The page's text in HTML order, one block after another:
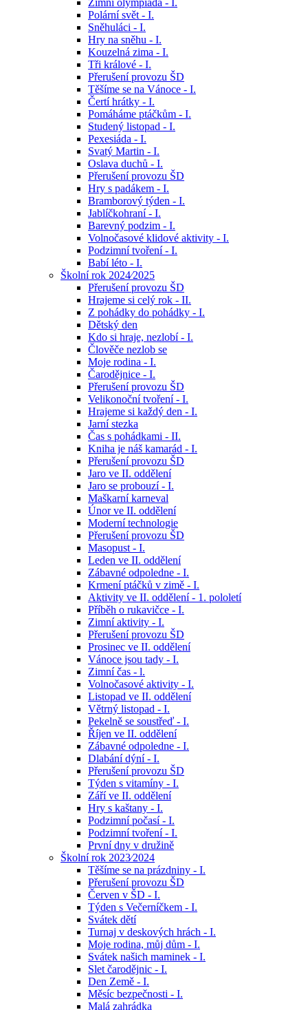
Zimní olympiáda - I.
Polární svět - I.
Sněhuláci - I.
Hry na sněhu - I.
Kouzelná zima - I.
Tři králové - I.
Přerušení provozu ŠD
Těšíme se na Vánoce - I.
Čertí hrátky - I.
Pomáháme ptáčkům - I.
Studený listopad - I.
Pexesiáda - I.
Svatý Martin - I.
Oslava duchů - I.
Přerušení provozu ŠD
Hry s padákem - I.
Bramborový týden - I.
Jablíčkohraní - I.
Barevný podzim - I.
Volnočasové klidové aktivity - I.
Podzimní tvoření - I.
Babí léto - I.
Školní rok 2024⁄2025
Přerušení provozu ŠD
Hrajeme si celý rok - II.
Z pohádky do pohádky - I.
Dětský den
Kdo si hraje, nezlobí - I.
Člověče nezlob se
Moje rodina - I.
Čarodějnice - I.
Přerušení provozu ŠD
Velikonoční tvoření - I.
Hrajeme si každý den - I.
Jarní stezka
Čas s pohádkami - II.
Kniha je náš kamarád - I.
Přerušení provozu ŠD
Jaro ve II. oddělení
Jaro se probouzí - I.
Maškarní karneval
Únor ve II. oddělení
Moderní technologie
Přerušení provozu ŠD
Masopust - I.
Leden ve II. oddělení
Zábavné odpoledne - I.
Krmení ptáčků v zimě - I.
Aktivity ve II. oddělení - 1. pololetí
Příběh o rukavičce - I.
Zimní aktivity - I.
Přerušení provozu ŠD
Prosinec ve II. oddělení
Vánoce jsou tady - I.
Zimní čas - l.
Volnočasové aktivity - I.
Listopad ve II. oddělení
Větrný listopad - I.
Pekelně se soustřeď - I.
Říjen ve II. oddělení
Zábavné odpoledne - I.
Dlabání dýní - I.
Přerušení provozu ŠD
Týden s vitamíny - I.
Září ve II. oddělení
Hry s kaštany - I.
Podzimní počasí - I.
Podzimní tvoření - I.
První dny v družině
Školní rok 2023⁄2024
Těšíme se na prázdniny - I.
Přerušení provozu ŠD
Červen v ŠD - I.
Týden s Večerníčkem - I.
Svátek dětí
Turnaj v deskových hrách - I.
Moje rodina, můj dům - I.
Svátek našich maminek - I.
Slet čarodějnic - I.
Den Země - I.
Měsíc bezpečnosti - I.
Malá zahrádka